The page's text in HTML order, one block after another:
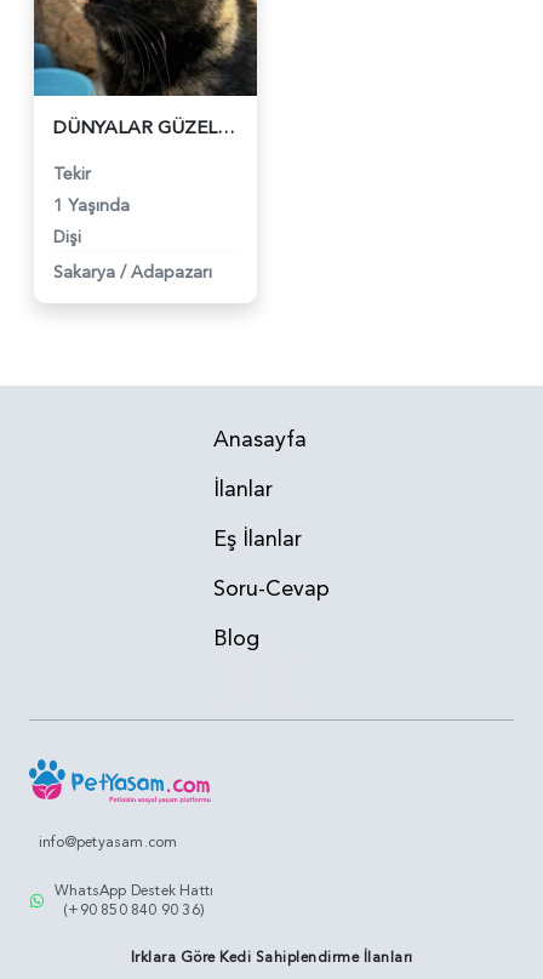
DÜNYALAR GÜZELİ TORTİ YUVA ARIYOR - 3335
Tekir
1 Yaşında
Dişi
Sakarya / Adapazarı
Anasayfa
İlanlar
Eş İlanlar
Soru-Cevap
Blog
info@petyasam.com
WhatsApp Destek Hattı
(+90 850 840 90 36)
Irklara Göre Kedi Sahiplendirme İlanları